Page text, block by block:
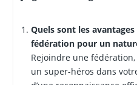
Quels sont les
fédération pour un
Rejoindre une fédération,
un super-héros dans